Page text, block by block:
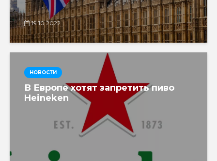
19.10.2022
НОВОСТИ
В Европе хотят запретить пиво
Heineken